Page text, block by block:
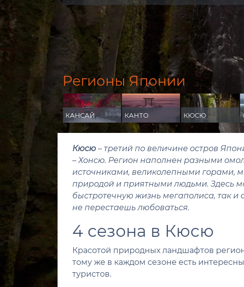
Регионы Японии
КАНСАЙ КАНТО КЮСЮ
Кюсю – третий по величине остров
– Хонсю. Регион наполнен разными
источниками, великолепными
природой и приятными людьми. Здесь
быстротечную жизнь мегаполиса, так и
не перестаешь любоваться.
4 сезона в Кюсю
Красотой природных ландшафтов
тому же в каждом сезоне есть
туристов.